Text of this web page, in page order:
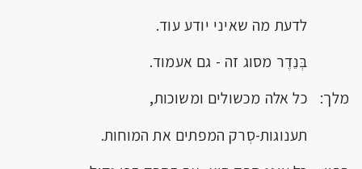
לדעת מה שאיני יודע עוד.
בְּנֵדֶר מסוג זה - גם אעמוד.
מלך: כל אלה מכשולים ומשוכות,
תענוגות-סְרק המפתים את המוחות.